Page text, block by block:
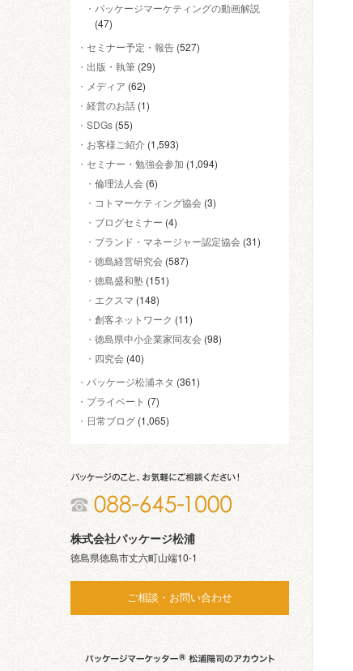
パッケージマーケティングの動画解説
(47)
セミナー予定・報告 (527)
出版・執筆 (29)
メディア (62)
経営のお話 (1)
SDGs (55)
お客様ご紹介 (1,593)
セミナー・勉強会参加 (1,094)
倫理法人会 (6)
コトマーケティング協会 (3)
ブログセミナー (4)
ブランド・マネージャー認定協会 (31)
徳島経営研究会 (587)
徳島盛和塾 (151)
エクスマ (148)
創客ネットワーク (11)
徳島県中小企業家同友会 (98)
四究会 (40)
パッケージ松浦ネタ (361)
プライベート (7)
日常ブログ (1,065)
株式会社パッケージ松浦
徳島県徳島市丈六町山端10-1
ご相談・お問い合わせ